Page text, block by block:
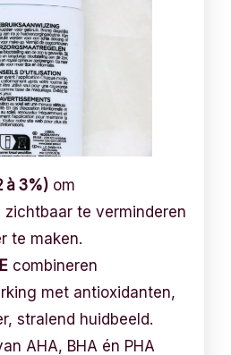
à 3%) om
te verminderen
te maken.
combineren
met antioxidanten,
stralend huidbeeld.
AHA, BHA én PHA